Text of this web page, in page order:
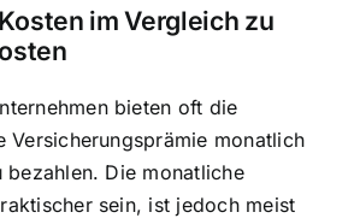
im Vergleich zu
bieten oft die
Versicherungsprämie monatlich
Die monatliche
sein, ist jedoch meist